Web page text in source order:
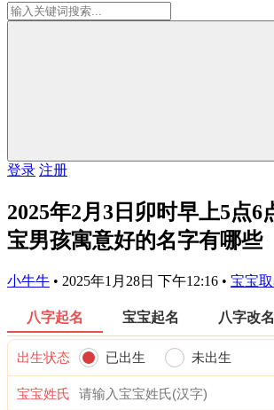
登录 注册
2025年2月3日卯时早上5点6
宝男孩寓意好的名字有哪些
小牛牛 • 2025年1月28日 下午12:16 • 宝宝
八字起名 宝宝起名 八字改名
出生状态 已出生 未出生
宝宝姓氏